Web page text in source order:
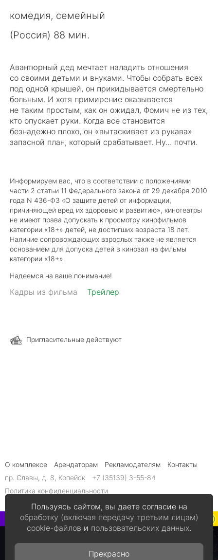
комедия, семейный
(Россия) 88 мин.
Авантюрный дед мечтает наладить отношения
со своими детьми и внуками. Чтобы собрать всех
под одной крышей, он прикидывается смертельно
больным. И хотя примирение оказывается
не таким простым, как он ожидал, Фомич не из тех,
кто опускает руки. Когда все становится
безнадежно плохо, он «вытаскивает из рукава»
запасной план, который срабатывает. Ну… почти.
Информируем вас, что в соответствии с положениями
части 2 статьи 11 Федерального закона от 29 декабря 2010
года N 436-ФЗ «О защите детей от информации,
причиняющей вред их здоровью и развитию», кинотеатры
не имеют права допускать к просмотру кинофильмов
категории «18+» детей, не достигших возраста 18 лет.
Наличие сопровождающих взрослых также не является
основанием для допуска детей в кинозал на фильмы
категории «18+».
Надеемся на ваше понимание!
Кадры из фильма Трейлер
Пригласительные действуют
О комплексе Арендаторам Рекламодателям
Контакты
пр. Славы, д. 8, Копейск
+7 (35139) 3-55-84
Политика конфиденциальности
Обработка персональных данных
Кинотеатр
+7 (35139) 41-0-14
Пользуясь сайтом, вы даете согласие на
обработку (включая передачу третьим лицам)
cookie-файлов и пользовательских данных.
Прекрасно